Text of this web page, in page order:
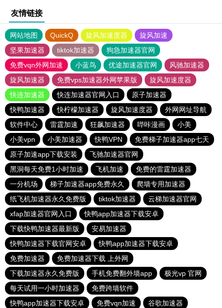
友情链接
网站地图 QuickQ 旋风加速度器
旋风加速
坚果加速器
tiktok加速器
狗急加速器官网
免费vqn外网加速
小蓝鸟 优途加速器官网
风驰加速器
旋风加速器
免费vps加速器外网苹果版
旋风加速度器
快连加速器
快连加速器官网入口
原子加速器
快鸭加速器
快柠檬加速器 旋风加速度器
外网网址导航
软件中心
雷霆加速 狂飙加速器 哔咔漫画
小美
小美vpn
小美加速器 快鸭VPN
免费梯子加速器app七天
原子加速app下载安装
飞驰加速器官网
黑洞每天免费1小时加速
飞机加速
免费的雷霆加速器
一分机场
梯子加速器app免费永久
爬墙专用加速器
纸飞机加速器永久免费版
tiktok加速器
云梯加速器官网
xfap加速器官网入口
快鸭app加速器下载安卓
下载快鸭加速器最新版
安易加速器
快鸭加速器下载官网安卓
快鸭app加速器下载安卓
免费加速器
免费加速器下载 上外网
下载加速器永久免费版
手机免费翻外墙app
极光vp 官网
每天试用一小时加速器
免费跨墙软件
快鸭app加速器下载安卓
免费vqn加速 谷歌加速器